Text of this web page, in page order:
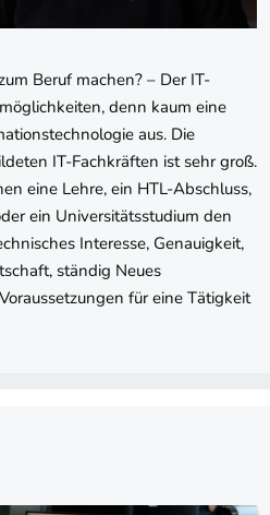
Beruf machen? – Der IT-
denn kaum eine
aus. Die
IT-Fachkräften ist sehr groß.
eine Lehre, ein HTL-Abschluss,
ein Universitätsstudium den
Interesse, Genauigkeit,
ständig Neues
für eine Tätigkeit